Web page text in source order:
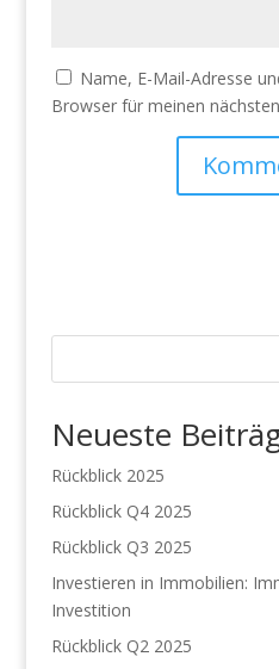
Name, E-Mail-Adresse
Browser für meinen
Neueste
Rückblick 2025
Rückblick Q4 2025
Rückblick Q3 2025
Investieren in Immobilien:
Investition
Rückblick Q2 2025